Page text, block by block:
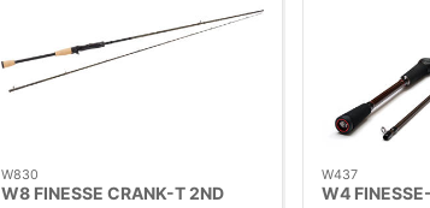
W830
W8 FINESSE CRANK-T 2ND
W437
W4